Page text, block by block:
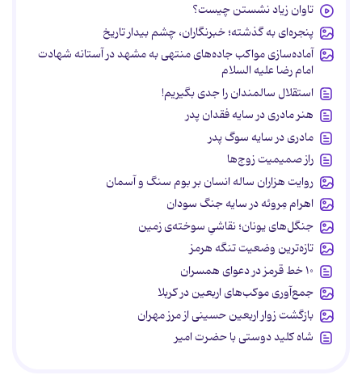
تاوان زیاد نشستن چیست؟
پنجره‌ای به گذشته؛ خبرنگاران، چشم بیدار تاریخ
آماده‌سازی مواکب جاده‌های منتهی به مشهد در آستانه شهادت
امام رضا علیه السلام
استقلال سالمندان را جدی بگیریم!
هنر مادری در سایه‌ فقدان پدر
مادری در سایه سوگ پدر
راز صمیمیت زوج‌ها
روایت هزاران ساله انسان بر بوم سنگ و آسمان
اهرام مِروئه در سایه جنگ سودان
جنگل‌های یونان؛ نقاشیِ سوخته‌ی زمین
تازه‌ترین وضعیت تنگه هرمز
۱۰ خط قرمز در دعوای همسران
جمع‌آوری موکب‌های اربعین در کربلا
بازگشت زوار اربعین حسینی از مرز مهران
شاه کلید دوستی با حضرت امیر